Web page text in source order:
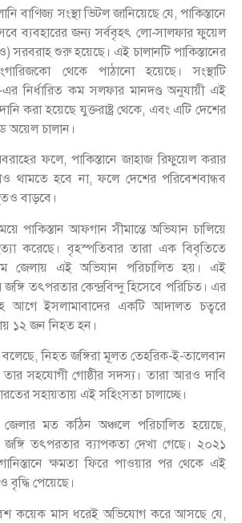
বাণিজ্য সংস্থা ভিটল জানিয়েছে যে, পাকিস্তানে
ব্যবহারের জন্য সর্ববৃহৎ লো-সালফার ফুয়েল
শুরু হয়েছে। এই চালানটি পাকিস্তানের
থেকে পাঠানো হয়েছে। সংস্থাটি
নির্ধারিত কম সলফার মানদণ্ড অনুযায়ী এই
করা হয়েছে যুক্তরাষ্ট্র থেকে, এবং এটি দেশের
অয়েল চালান।
ফলে, পাকিস্তানে জাহাজ রিফুয়েল করার
হবে না, ফলে দেশের পরিবেশবান্ধব
বাড়বে।
পাকিস্তান আফগান সীমান্তে অভিযান চালিয়ে
করেছে। বৃহস্পতিবার তারা এক বিবৃতিতে
জেলায় এই অভিযান পরিচালিত হয়। এই
জঙ্গি তৎপরতার কেন্দ্রবিন্দু হিসেবে পরিচিত। এর
আগে ইসলামাবাদের একটি আদালত চত্বরে
১২ জন নিহত হন।
বলেছে, নিহত জঙ্গিরা মূলত তেহরিক-ই-তালেবান
তার সহযোগী গোষ্ঠীর সদস্য। তারা আরও দাবি
সহায়তায় এই সহিংসতা চালাচ্ছে।
মত কঠিন অঞ্চলে পরিচালিত হয়েছে,
জঙ্গি তৎপরতার ব্যাপকতা দেখা গেছে। ২০২১
ক্ষমতা ফিরে পাওয়ার পর থেকে এই
পেয়েছে।
বেশ কয়েক মাস ধরেই অভিযোগ করে আসছে যে,